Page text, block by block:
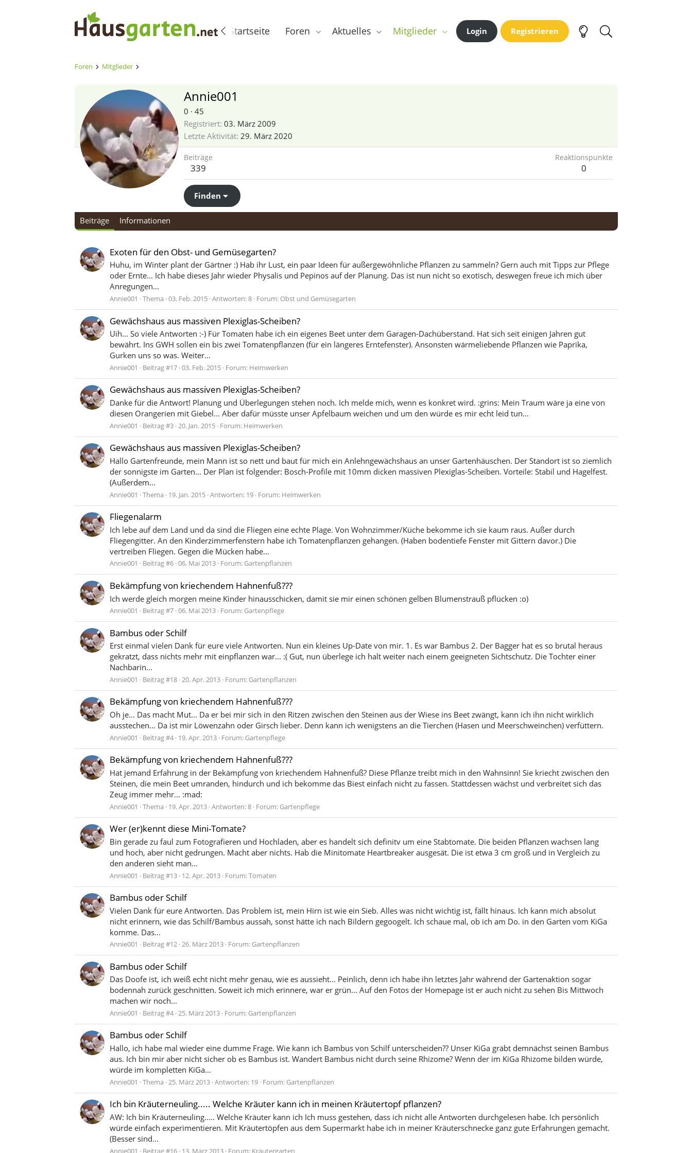
Startseite Foren Aktuelles Mitglieder Login Registrieren
Foren Mitglieder
Annie001
0 · 45
Registriert 03. März 2009
Letzte Aktivität 29. März 2020
Beiträge
339
Reaktionspunkte
0
Finden
Beiträge Informationen
Exoten für den Obst- und Gemüsegarten?
Huhu, im Winter plant der Gärtner :) Hab ihr Lust, ein paar Ideen für außergewöhnliche Pflanzen zu sammeln? Gern auch mit Tipps zur Pflege
oder Ernte... Ich habe dieses Jahr wieder Physalis und Pepinos auf der Planung. Das ist nun nicht so exotisch, deswegen freue ich mich über
Anregungen...
Annie001 Thema 03. Feb. 2015 Antworten: 8 Forum: Obst und Gemüsegarten
Gewächshaus aus massiven Plexiglas-Scheiben?
Uih... So viele Antworten :-) Für Tomaten habe ich ein eigenes Beet unter dem Garagen-Dachüberstand. Hat sich seit einigen Jahren gut
bewährt. Ins GWH sollen ein bis zwei Tomatenpflanzen (für ein längeres Erntefenster). Ansonsten wärmeliebende Pflanzen wie Paprika,
Gurken uns so was. Weiter...
Annie001 Beitrag #17 03. Feb. 2015 Forum: Heimwerken
Gewächshaus aus massiven Plexiglas-Scheiben?
Danke für die Antwort! Planung und Überlegungen stehen noch. Ich melde mich, wenn es konkret wird. :grins: Mein Traum wäre ja eine von
diesen Orangerien mit Giebel... Aber dafür müsste unser Apfelbaum weichen und um den würde es mir echt leid tun...
Annie001 Beitrag #3 20. Jan. 2015 Forum: Heimwerken
Gewächshaus aus massiven Plexiglas-Scheiben?
Hallo Gartenfreunde, mein Mann ist so nett und baut für mich ein Anlehngewächshaus an unser Gartenhäuschen. Der Standort ist so ziemlich
der sonnigste im Garten... Der Plan ist folgender: Bosch-Profile mit 10mm dicken massiven Plexiglas-Scheiben. Vorteile: Stabil und Hagelfest.
(Außerdem...
Annie001 Thema 19. Jan. 2015 Antworten: 19 Forum: Heimwerken
Fliegenalarm
Ich lebe auf dem Land und da sind die Fliegen eine echte Plage. Von Wohnzimmer/Küche bekomme ich sie kaum raus. Außer durch
Fliegengitter. An den Kinderzimmerfenstern habe ich Tomatenpflanzen gehangen. (Haben bodentiefe Fenster mit Gittern davor.) Die
vertreiben Fliegen. Gegen die Mücken habe...
Annie001 Beitrag #6 06. Mai 2013 Forum: Gartenpflanzen
Bekämpfung von kriechendem Hahnenfuß???
Ich werde gleich morgen meine Kinder hinausschicken, damit sie mir einen schönen gelben Blumenstrauß pflücken :o)
Annie001 Beitrag #7 06. Mai 2013 Forum: Gartenpflege
Bambus oder Schilf
Erst einmal vielen Dank für eure viele Antworten. Nun ein kleines Up-Date von mir. 1. Es war Bambus 2. Der Bagger hat es so brutal heraus
gekratzt, dass nichts mehr mit einpflanzen war... :( Gut, nun überlege ich halt weiter nach einem geeigneten Sichtschutz. Die Tochter einer
Nachbarin...
Annie001 Beitrag #18 20. Apr. 2013 Forum: Gartenpflanzen
Bekämpfung von kriechendem Hahnenfuß???
Oh je... Das macht Mut... Da er bei mir sich in den Ritzen zwischen den Steinen aus der Wiese ins Beet zwängt, kann ich ihn nicht wirklich
ausstechen... Da ist mir Löwenzahn oder Girsch lieber. Denn kann ich wenigstens an die Tierchen (Hasen und Meerschweinchen) verfüttern.
Annie001 Beitrag #4 19. Apr. 2013 Forum: Gartenpflege
Bekämpfung von kriechendem Hahnenfuß???
Hat jemand Erfahrung in der Bekämpfung von kriechendem Hahnenfuß? Diese Pflanze treibt mich in den Wahnsinn! Sie kriecht zwischen den
Steinen, die mein Beet umranden, hindurch und ich bekomme das Biest einfach nicht zu fassen. Stattdessen wächst und verbreitet sich das
Zeug immer mehr... :mad:
Annie001 Thema 19. Apr. 2013 Antworten: 8 Forum: Gartenpflege
Wer (er)kennt diese Mini-Tomate?
Bin gerade zu faul zum Fotografieren und Hochladen, aber es handelt sich definitv um eine Stabtomate. Die beiden Pflanzen wachsen lang
und hoch, aber nicht gedrungen. Macht aber nichts. Hab die Minitomate Heartbreaker ausgesät. Die ist etwa 3 cm groß und in Vergleich zu
den anderen sieht man...
Annie001 Beitrag #13 12. Apr. 2013 Forum:Tomaten
Bambus oder Schilf
Vielen Dank für eure Antworten. Das Problem ist, mein Hirn ist wie ein Sieb. Alles was nicht wichtig ist, fällt hinaus. Ich kann mich absolut
nicht erinnern, wie das Schilf/Bambus aussah, sonst hätte ich nach Bildern gegoogelt. Ich schaue mal, ob ich am Do. in den Garten vom KiGa
komme. Das...
Annie001 Beitrag #12 26. März 2013 Forum: Gartenpflanzen
Bambus oder Schilf
Das Doofe ist, ich weiß echt nicht mehr genau, wie es aussieht... Peinlich, denn ich habe ihn letztes Jahr während der Gartenaktion sogar
bodennah zurück geschnitten. Soweit ich mich erinnere, war er grün... Auf den Fotos der Homepage ist er auch nicht zu sehen Bis Mittwoch
machen wir noch...
Annie001 Beitrag #4 25. März 2013 Forum: Gartenpflanzen
Bambus oder Schilf
Hallo, ich habe mal wieder eine dumme Frage. Wie kann ich Bambus von Schilf unterscheiden?? Unser KiGa gräbt demnächst seinen Bambus
aus. Ich bin mir aber nicht sicher ob es Bambus ist. Wandert Bambus nicht durch seine Rhizome? Wenn der im KiGa Rhizome bilden würde,
würde im kompletten KiGa...
Annie001 Thema 25. März 2013 Antworten: 19 Forum: Gartenpflanzen
Ich bin Kräuterneuling..... Welche Kräuter kann ich in meinen Kräutertopf pflanzen?
AW: Ich bin Kräuterneuling..... Welche Kräuter kann ich Ich muss gestehen, dass ich nicht alle Antworten durchgelesen habe. Ich persönlich
würde einfach experimentieren. Mit Kräutertöpfen aus dem Supermarkt habe ich in meiner Kräuterschnecke ganz gute Erfahrungen gemacht.
(Besser sind...
Annie001 Beitrag #16 13. März 2013 Forum: Kräutergarten